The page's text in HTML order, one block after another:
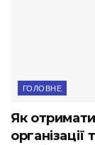
ГОЛОВНЕ
Як